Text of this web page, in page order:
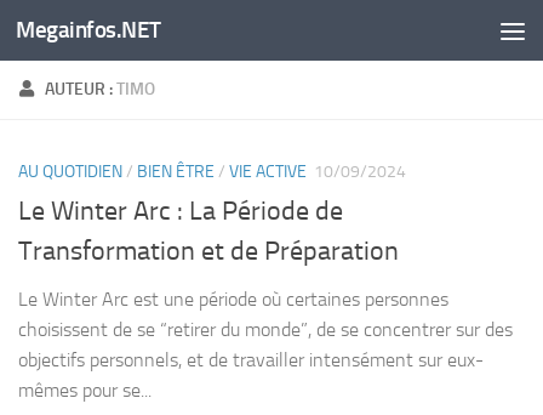
Skip to content
Megainfos.NET
AUTEUR :TIMO
AU QUOTIDIEN/ BIEN ÊTRE / VIE ACTIVE 10/09/2024
Le Winter Arc : La Période de
Transformation et de Préparation
Le Winter Arc est une période où certaines personnes
choisissent de se “retirer du monde”, de se concentrer sur des
objectifs personnels, et de travailler intensément sur eux-
mêmes pour se...